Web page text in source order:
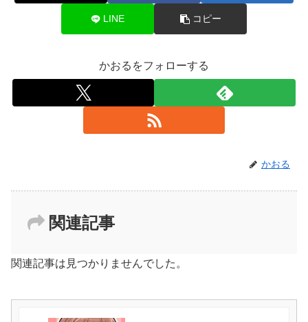
LINE コピー
かおるをフォローする
かおる
関連記事
関連記事は見つかりませんでした。